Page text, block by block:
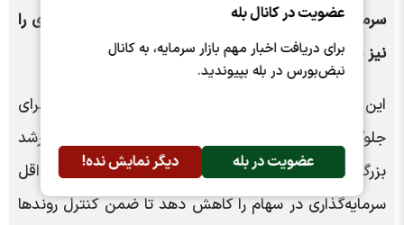
عضویت در کانال بله
برای دریافت اخبار مهم بازار سرمایه، به کانال
نبض‌بورس در بله بپیوندید.
عضویت در بله دیگر نمایش نده!
سرمایه‌گذاری در سهام کند و امکان ۱۵درصد سرمایه‌گذاری را
نیز به صورت حداکثر در اختیار صندوق‌ها قرار دهد.
این تحلیل‌گر بازار سرمایه توصیه کرد: سازمان بورس برای
جلوگیری از ریسک‌های احتمالی نیز می‌تواند در صورت رشد
بزرگ در بازار سرمایه به صورت پلکانی میزان حداقل
سرمایه‌گذاری در سهام را کاهش دهد تا ضمن کنترل روند‌ها